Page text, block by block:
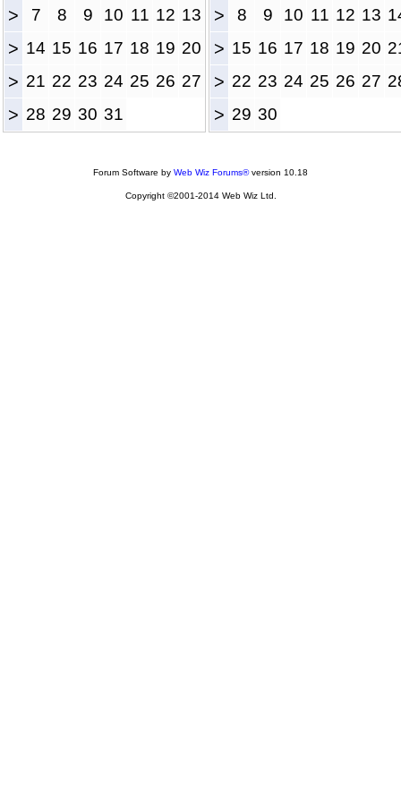
> 7 8 9 10 11 12 13
> 14 15 16 17 18 19 20
> 21 22 23 24 25 26 27
> 28 29 30 31
> 8 9 10 11 12 13
> 15 16 17 18 19 20
> 22 23 24 25 26 27
> 29 30
Forum Software by Web Wiz Forums®version 10.18
Copyright ©2001-2014 Web Wiz Ltd.